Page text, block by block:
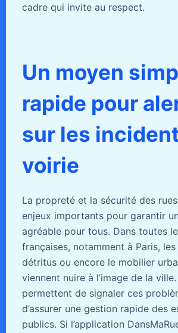
cadre qui invite au respect.
Un moyen
rapide pour
sur les
voirie
La propreté et la sécurité des
enjeux importants pour garantir
agréable pour tous. Dans toutes
françaises, notamment à Paris,
détritus ou encore le mobilier
viennent nuire à l’image de la
permettent de signaler ces
d’assurer une gestion rapide des
publics. Si l’application